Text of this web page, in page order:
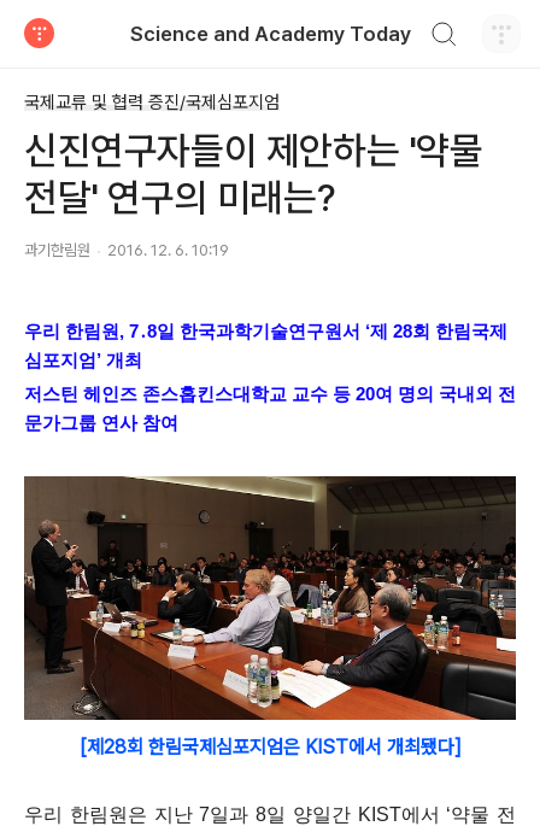
Science and Academy Today
국제교류 및 협력 증진/국제심포지엄
신진연구자들이 제안하는 '약물
전달' 연구의 미래는?
과기한림원 2016. 12. 6. 10:19
우리 한림원 , 7․8일 한국과학기술연구원서 ‘제 28회 한림국제
심포지엄’ 개최
저스틴 헤인즈 존스홉킨스대학교 교수 등 20여 명의 국내외 전
문가그룹 연사 참여
[제28회 한림국제심포지엄은 KIST에서 개최됐다]
우리 한림원은 지난7일과 8일 양일간 KIST에서 ‘약물 전